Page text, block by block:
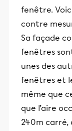
fenêtre.
contre
Sa façade
fenêtres
unes des
fenêtres et
même que
que l’aire
240m carré,